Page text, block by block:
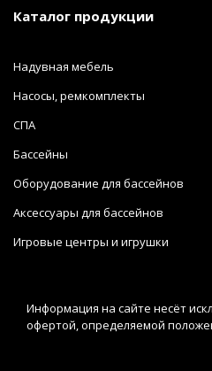
Каталог продукции
Надувная мебель
Насосы, ремкомплекты
СПА
Бассейны
Оборудование для бассейнов
Аксессуары для бассейнов
Игровые центры и игрушки
Информация на сайте несёт
офертой, определяемой